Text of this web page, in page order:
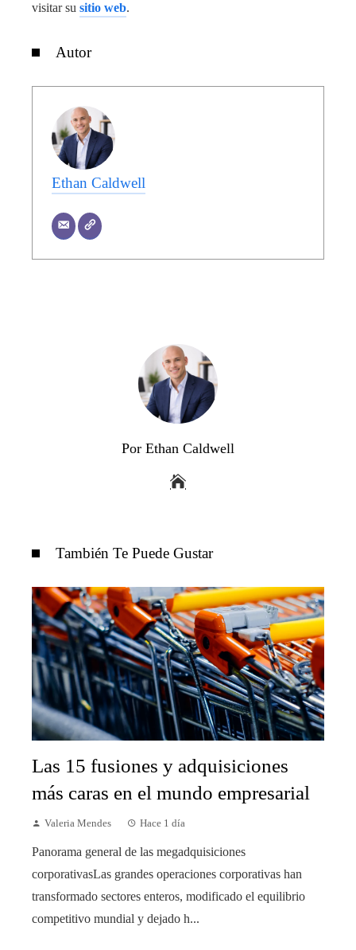
visitar su sitio web.
Autor
Ethan Caldwell
Por Ethan Caldwell
También Te Puede Gustar
Las 15 fusiones y adquisiciones
más caras en el mundo empresarial
Valeria Mendes Hace 1 día
Panorama general de las megadquisiciones
corporativasLas grandes operaciones corporativas han
transformado sectores enteros, modificado el equilibrio
competitivo mundial y dejado h...